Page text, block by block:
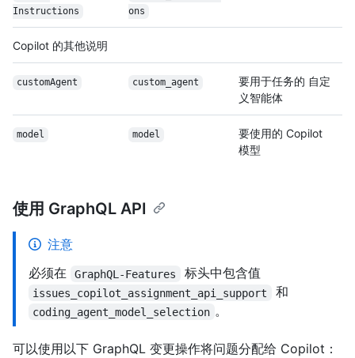
Instructions
ons
Copilot 的其他说明
customAgent custom_agent
要用于任务的 自定
义智能体
model model
要使用的 Copilot
模型
使用 GraphQL API
注意
必须在
GraphQL-Features 标头中包含值
issues_copilot_assignment_api_support 和
coding_agent_model_selection 。
可以使用以下 GraphQL 变更操作将问题分配给 Copilot：